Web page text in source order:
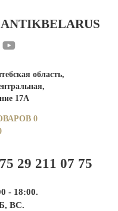
область,
17А
ANTIKBELARUS
0
29 211 07 75
- 18:00.
ВС.